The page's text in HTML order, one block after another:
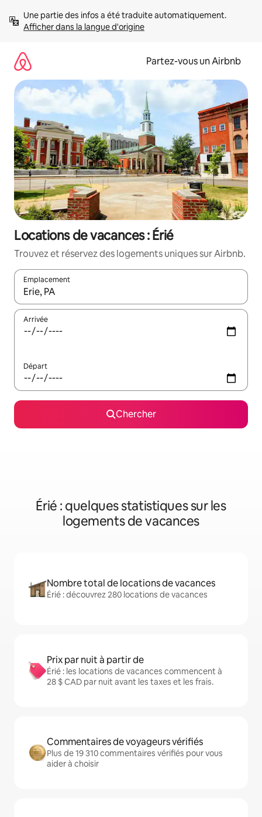
directement
Afficher dans la langue d'origine
Partez-vous un Airbnb
Locations de vacances : Érié
Trouvez et réservez des logements uniques sur Airbnb.
Emplacement
Quand les résultats sont affichés, parcourez-les en utilisant
Arrivée
Départ
Chercher
Érié : quelques statistiques sur les
logements de vacances
Nombre total de locations de vacances
Érié : découvrez 280 locations de vacances
Prix par nuit à partir de
Érié : les locations de vacances commencent à
28 $ CAD par nuit avant les taxes et les frais.
Commentaires de voyageurs vérifiés
Plus de 19 310 commentaires vérifiés pour vous
aider à choisir